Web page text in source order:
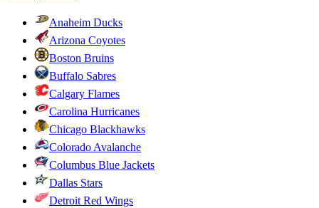
Anaheim Ducks
Arizona Coyotes
Boston Bruins
Buffalo Sabres
Calgary Flames
Carolina Hurricanes
Chicago Blackhawks
Colorado Avalanche
Columbus Blue Jackets
Dallas Stars
Detroit Red Wings